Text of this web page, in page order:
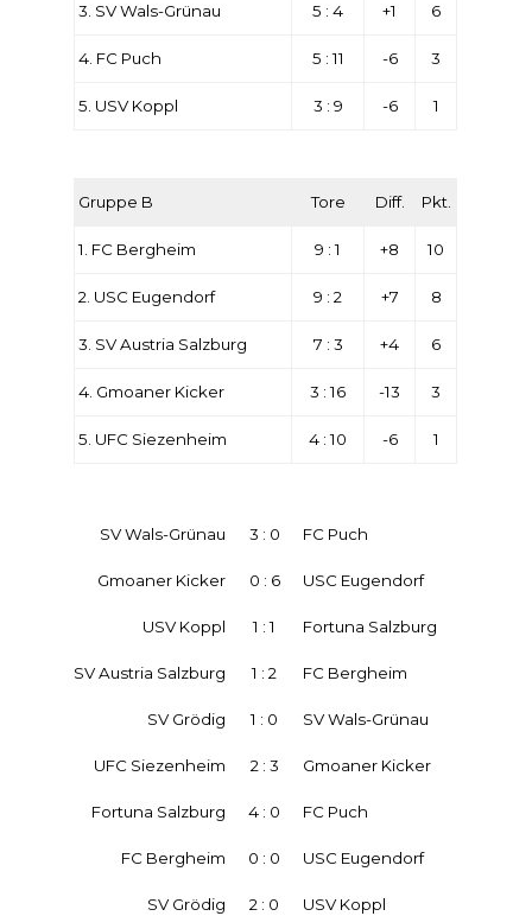
3. SV Wals-Grünau 5 : 4 +1 6
4. FC Puch 5 : 11 -6 3
5. USV Koppl 3 : 9 -6 1
Gruppe B Tore Diff. Pkt.
1. FC Bergheim 9 : 1 +8 10
2. USC Eugendorf 9 : 2 +7 8
3. SV Austria Salzburg 7 : 3 +4 6
4. Gmoaner Kicker 3 : 16 -13 3
5. UFC Siezenheim 4 : 10 -6 1
SV Wals-Grünau 3 : 0 FC Puch
Gmoaner Kicker 0 : 6 USC Eugendorf
USV Koppl 1 : 1 Fortuna Salzburg
SV Austria Salzburg 1 : 2 FC Bergheim
SV Grödig 1 : 0 SV Wals-Grünau
UFC Siezenheim 2 : 3 Gmoaner Kicker
Fortuna Salzburg 4 : 0 FC Puch
FC Bergheim 0 : 0 USC Eugendorf
SV Grödig 2 : 0 USV Koppl